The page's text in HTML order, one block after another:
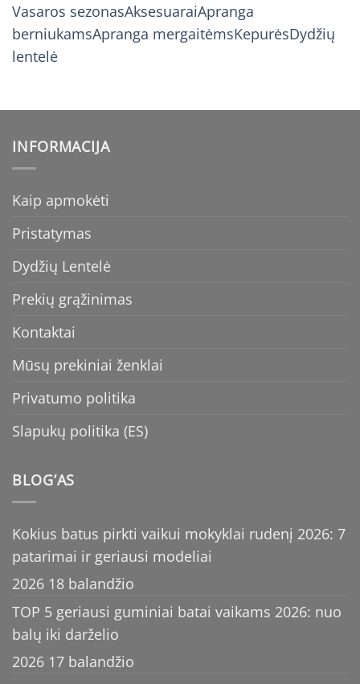
Vasaros sezonasAksesuaraiApranga
berniukamsApranga mergaitėmsKepurėsDydžių
lentelė
INFORMACIJA
Kaip apmokėti
Pristatymas
Dydžių Lentelė
Prekių grąžinimas
Kontaktai
Mūsų prekiniai ženklai
Privatumo politika
Slapukų politika (ES)
BLOG’AS
Kokius batus pirkti vaikui mokyklai rudenį 2026: 7
patarimai ir geriausi modeliai
2026 18 balandžio
TOP 5 geriausi guminiai batai vaikams 2026: nuo
balų iki darželio
2026 17 balandžio